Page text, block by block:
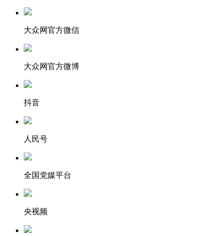
大众网官方微信
大众网官方微博
抖音
人民号
全国党媒平台
央视频